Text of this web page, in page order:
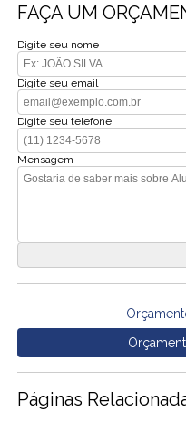
FAÇA UM
Digite seu nome
Digite seu email
Digite seu telefone
Mensagem
Páginas